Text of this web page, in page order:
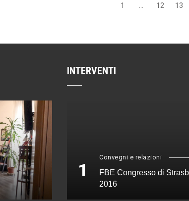
1 12 13
INTERVENTI
1
Convegni e relazioni
FBE Congresso di
2016